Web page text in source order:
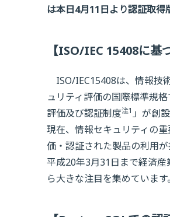
は本日4月11日より認証取得
【ISO/IEC 15408に基
ISO/IEC15408は、情報技
ュリティ評価の国際標準規
評価及び認証制度注1 」が創
現在、情報セキュリティの
価・認証された製品の利用
平成20年3月31日まで経済
ら大きな注目を集めています。